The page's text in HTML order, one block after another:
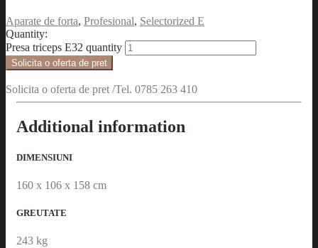
Aparate de forta, Profesional, Selectorized E
Quantity:
Presa triceps E32 quantity
Solicita o oferta de pret
Solicita o oferta de pret /Tel. 0785 263 410
Additional information
DIMENSIUNI
160 x 106 x 158 cm
GREUTATE
243 kg